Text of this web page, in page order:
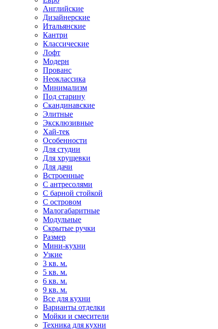
Английские
Дизайнерские
Итальянские
Кантри
Классические
Лофт
Модерн
Прованс
Неоклассика
Минимализм
Под старину
Скандинавские
Элитные
Эксклюзивные
Хай-тек
Особенности
Для студии
Для хрущевки
Для дачи
Встроенные
С антресолями
С барной стойкой
С островом
Малогабаритные
Модульные
Скрытые ручки
Размер
Мини-кухни
Узкие
3 кв. м.
5 кв. м.
6 кв. м.
9 кв. м.
Все для кухни
Варианты отделки
Мойки и смесители
Техника для кухни